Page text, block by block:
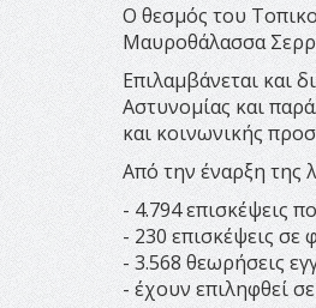
Ο θεσμός του
Μαυροθάλασσα
Επιλαμβάνεται και
Αστυνομίας και
και κοινωνικής
Από την έναρξη της
- 4.794 επισκέψεις
- 230 επισκέψεις σε
- 3.568 θεωρήσεις
- έχουν επιληφθεί